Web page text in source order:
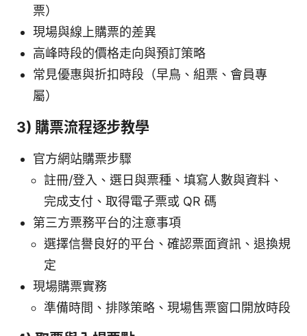
票）
現場與線上購票的差異
高峰時段的價格走向與預訂策略
常見優惠與折扣時段（早鳥、組票、會員專
屬）
3) 購票流程逐步教學
官方網站購票步驟
註冊/登入、選日與票種、填寫人數與資料、
完成支付、取得電子票或 QR 碼
第三方票務平台的注意事項
選擇信譽良好的平台、確認票面資訊、退換規
定
現場購票實務
準備時間、排隊策略、現場售票窗口開放時段